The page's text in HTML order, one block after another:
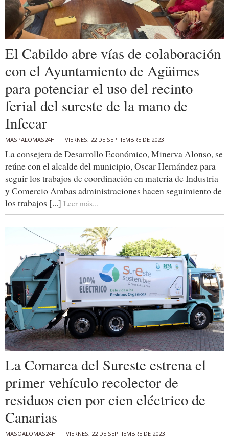
El Cabildo abre vías de colaboración
con el Ayuntamiento de Agüimes
para potenciar el uso del recinto
ferial del sureste de la mano de
Infecar
MASPALOMAS24H | VIERNES, 22 DE SEPTIEMBRE DE 2023
La consejera de Desarrollo Económico, Minerva Alonso, se
reúne con el alcalde del municipio, Oscar Hernández para
seguir los trabajos de coordinación en materia de Industria
y Comercio Ambas administraciones hacen seguimiento de
los trabajos [...] Leer más...
La Comarca del Sureste estrena el
primer vehículo recolector de
residuos cien por cien eléctrico de
Canarias
MASOALOMAS24H | VIERNES, 22 DE SEPTIEMBRE DE 2023